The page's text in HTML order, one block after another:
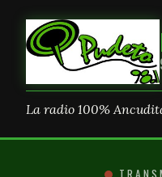
La radio 100%